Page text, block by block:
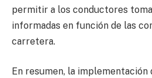
permitir a los conductores
informadas en función de las
carretera.
En resumen, la